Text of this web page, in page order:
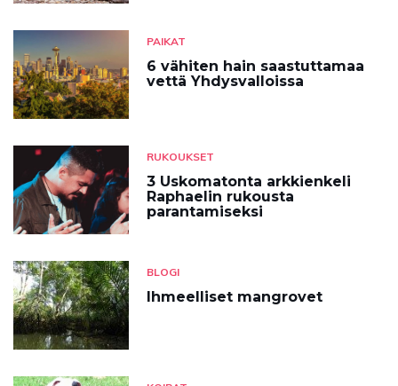
PAIKAT
6 vähiten hain saastuttamaa
vettä Yhdysvalloissa
RUKOUKSET
3 Uskomatonta arkkienkeli
Raphaelin rukousta
parantamiseksi
BLOGI
Ihmeelliset mangrovet